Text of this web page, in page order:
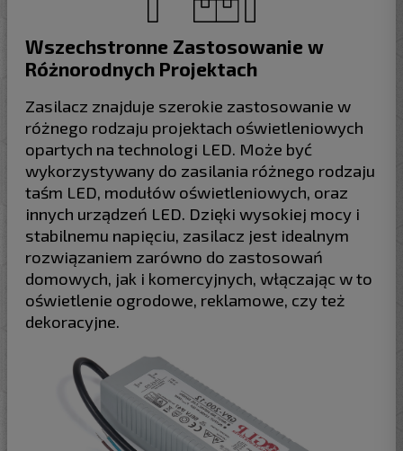
Wszechstronne Zastosowanie w
Różnorodnych Projektach
Zasilacz znajduje szerokie zastosowanie w
różnego rodzaju projektach oświetleniowych
opartych na technologi LED. Może być
wykorzystywany do zasilania różnego rodzaju
taśm LED, modułów oświetleniowych, oraz
innych urządzeń LED. Dzięki wysokiej mocy i
stabilnemu napięciu, zasilacz jest idealnym
rozwiązaniem zarówno do zastosowań
domowych, jak i komercyjnych, włączając w to
oświetlenie ogrodowe, reklamowe, czy też
dekoracyjne.